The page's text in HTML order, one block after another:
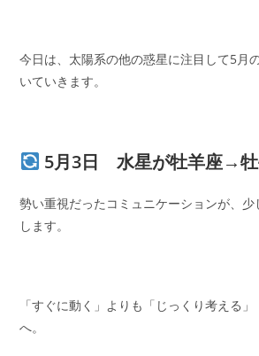
今日は、太陽系の他の惑星に注目して5月
いていきます。
5月3日 水星が牡羊座→
勢い重視だったコミュニケーションが、
します。
「すぐに動く」よりも「じっくり考える
へ。